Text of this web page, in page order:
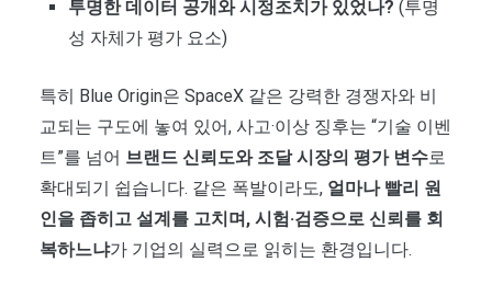
투명한 데이터 공개와 시정조치가 있었나? (투명
성 자체가 평가 요소)
특히 Blue Origin은 SpaceX 같은 강력한 경쟁자와 비
교되는 구도에 놓여 있어, 사고·이상 징후는 “기술 이벤
트”를 넘어 브랜드 신뢰도와 조달 시장의 평가 변수로
확대되기 쉽습니다. 같은 폭발이라도, 얼마나 빨리 원
인을 좁히고 설계를 고치며, 시험·검증으로 신뢰를 회
복하느냐가 기업의 실력으로 읽히는 환경입니다.